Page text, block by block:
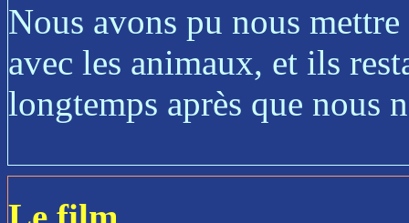
Nous avons pu nous
avec les animaux, et ils
longtemps après que nous